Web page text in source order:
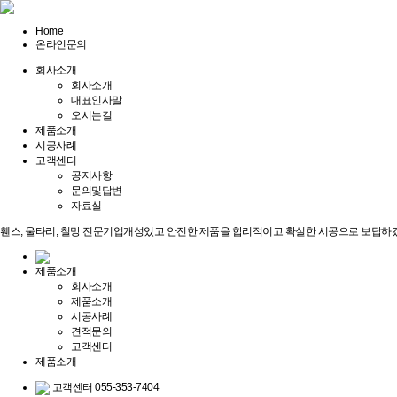
Home
온라인문의
회사소개
회사소개
대표인사말
오시는길
제품소개
시공사례
고객센터
공지사항
문의및답변
자료실
휀스, 울타리, 철망 전문기업개성있고 안전한 제품을 합리적이고 확실한 시공으로 보답하
제품소개
회사소개
제품소개
시공사례
견적문의
고객센터
제품소개
고객센터 055-353-7404